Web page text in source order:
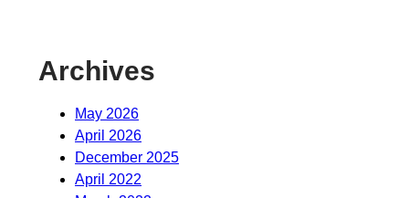
Archives
May 2026
April 2026
December 2025
April 2022